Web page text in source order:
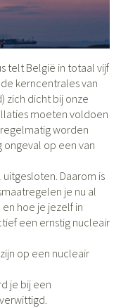
telt België in totaal vijf
kerncentrales van
zich dicht bij onze
moeten voldoen
worden
op een van
Daarom is
je nu al
hoe je jezelf in
een ernstig nucleair
op een nucleair
je bij een